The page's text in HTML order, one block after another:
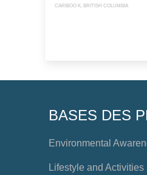
CARIBOO K, BRITISH COLUMBIA
BASES DES
Environmental
Lifestyle and Activities